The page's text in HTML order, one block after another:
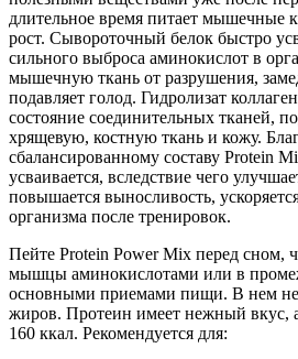
длительное время питает мышечные
рост. Сывороточный белок быстро
сильного выброса аминокислот в
мышечную ткань от разрушения,
подавляет голод. Гидролизат
состояние соединительных тканей,
хрящевую, костную ткань и кожу.
сбалансированному составу Protein
усваивается, вследствие чего
повышается выносливость,
организма после тренировок.
Пейте Protein Power Mix перед сном,
мышцы аминокислотами или в
основными приемами пищи. В нем не
жиров. Протеин имеет нежный вкус,
160 ккал. Рекомендуется для: